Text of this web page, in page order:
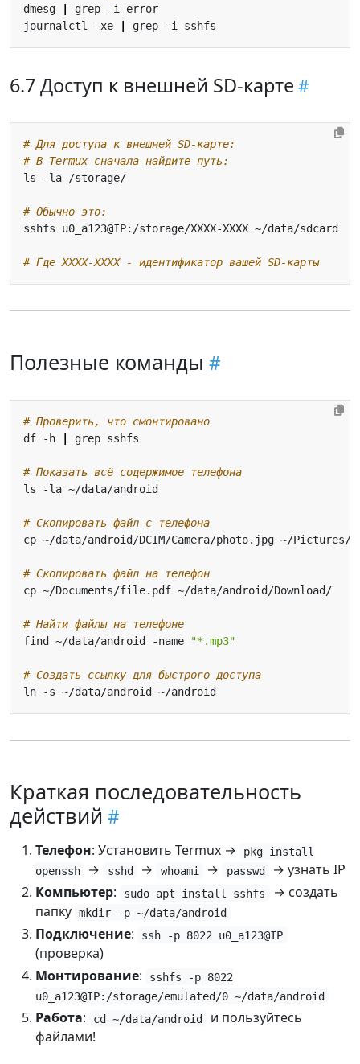
dmesg
journalctl -xe
6.7 Доступ к внешней SD-карте
# Для доступа к внешней SD-карте:
# В Termux сначала найдите путь:
# Обычно это:
# Где XXXX-XXXX - идентификатор вашей SD-карты
Полезные команды
# Проверить, что смонтировано
df -h
# Показать всё содержимое телефона
# Скопировать файл с телефона
# Скопировать файл на телефон
# Найти файлы на телефоне
find ~/data/android -name
"*.mp3"
# Создать ссылку для быстрого доступа
Краткая последовательность
действий
Телефон: Установить Termux →
pkg install
openssh
→ sshd → whoami → passwd
→ узнать IP
Компьютер: sudo apt install sshfs
→ создать
папку mkdir -p ~/data/android
Подключение: ssh -p 8022 u0_a123@IP
(проверка)
Монтирование:
sshfs -p 8022
u0_a123@IP:/storage/emulated/0 ~/data/android
Работа: cd ~/data/android
и пользуйтесь
файлами!